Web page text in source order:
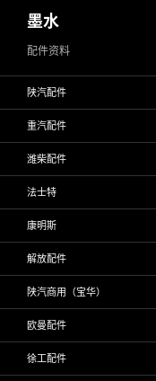
至
墨水
配件资料
陕汽配件
重汽配件
潍柴配件
法士特
康明斯
解放配件
陕汽商用（宝华）
欧曼配件
徐工配件